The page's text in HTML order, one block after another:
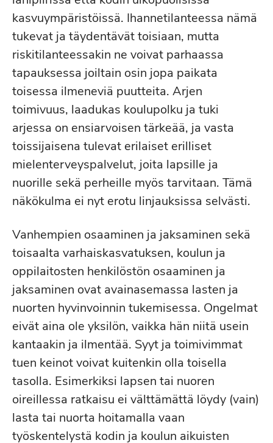
kasvuympäristöissä. Ihannetilanteessa nämä
tukevat ja täydentävät toisiaan, mutta
riskitilanteessakin ne voivat parhaassa
tapauksessa joiltain osin jopa paikata
toisessa ilmeneviä puutteita. Arjen
toimivuus, laadukas koulupolku ja tuki
arjessa on ensiarvoisen tärkeää, ja vasta
toissijaisena tulevat erilaiset erilliset
mielenterveyspalvelut, joita lapsille ja
nuorille sekä perheille myös tarvitaan. Tämä
näkökulma ei nyt erotu linjauksissa selvästi.
Vanhempien osaaminen ja jaksaminen sekä
toisaalta varhaiskasvatuksen, koulun ja
oppilaitosten henkilöstön osaaminen ja
jaksaminen ovat avainasemassa lasten ja
nuorten hyvinvoinnin tukemisessa. Ongelmat
eivät aina ole yksilön, vaikka hän niitä usein
kantaakin ja ilmentää. Syyt ja toimivimmat
tuen keinot voivat kuitenkin olla toisella
tasolla. Esimerkiksi lapsen tai nuoren
oireillessa ratkaisu ei välttämättä löydy (vain)
lasta tai nuorta hoitamalla vaan
työskentelystä kodin ja koulun aikuisten